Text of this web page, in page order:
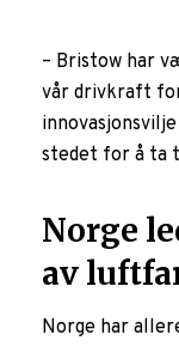
– Bristow har
vår drivkraft
stedet for å ta
Norge
av
Norge har